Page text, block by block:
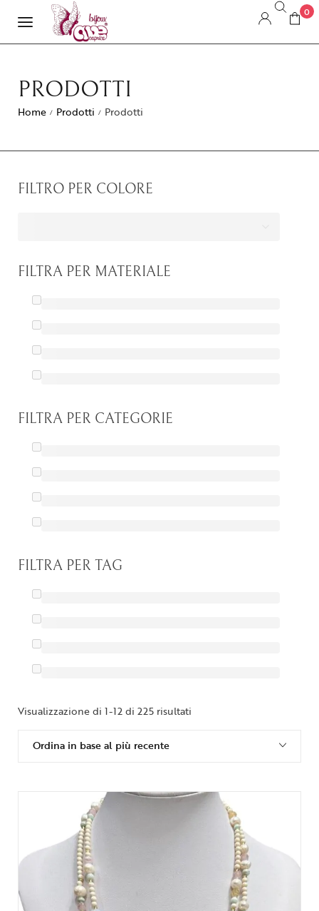
0
PRODOTTI
Home / Prodotti / Prodotti
FILTRO PER COLORE
FILTRA PER MATERIALE
FILTRA PER CATEGORIE
FILTRA PER TAG
Visualizzazione di 1-12 di 225 risultati
Ordina in base al più recente